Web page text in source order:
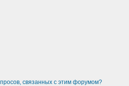
связанных с этим форумом?